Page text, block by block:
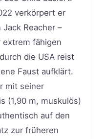
verkörpert er
Reacher –
extrem fähigen
die USA reist
Faust aufklärt.
mit seiner
(1,90 m, muskulös)
auf den
zur früheren